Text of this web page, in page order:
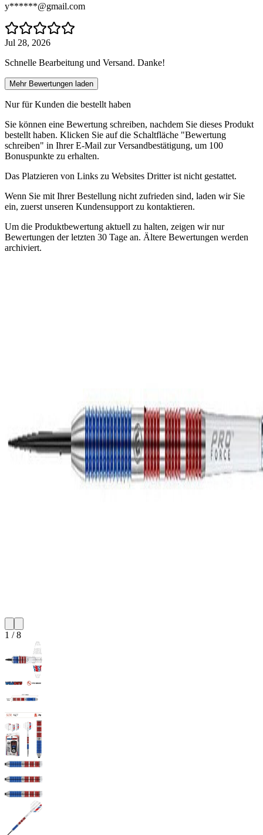
y******@gmail.com
Jul 28, 2026
Schnelle Bearbeitung und Versand. Danke!
Mehr Bewertungen laden
Nur für Kunden die bestellt haben
Sie können eine Bewertung schreiben, nachdem Sie dieses Produkt
bestellt haben. Klicken Sie auf die Schaltfläche "Bewertung
schreiben" in Ihrer E-Mail zur Versandbestätigung, um 100
Bonuspunkte zu erhalten.
Das Platzieren von Links zu Websites Dritter ist nicht gestattet.
Wenn Sie mit Ihrer Bestellung nicht zufrieden sind, laden wir Sie
ein, zuerst unseren Kundensupport zu kontaktieren.
Um die Produktbewertung aktuell zu halten, zeigen wir nur
Bewertungen der letzten 30 Tage an. Ältere Bewertungen werden
archiviert.
1 /8